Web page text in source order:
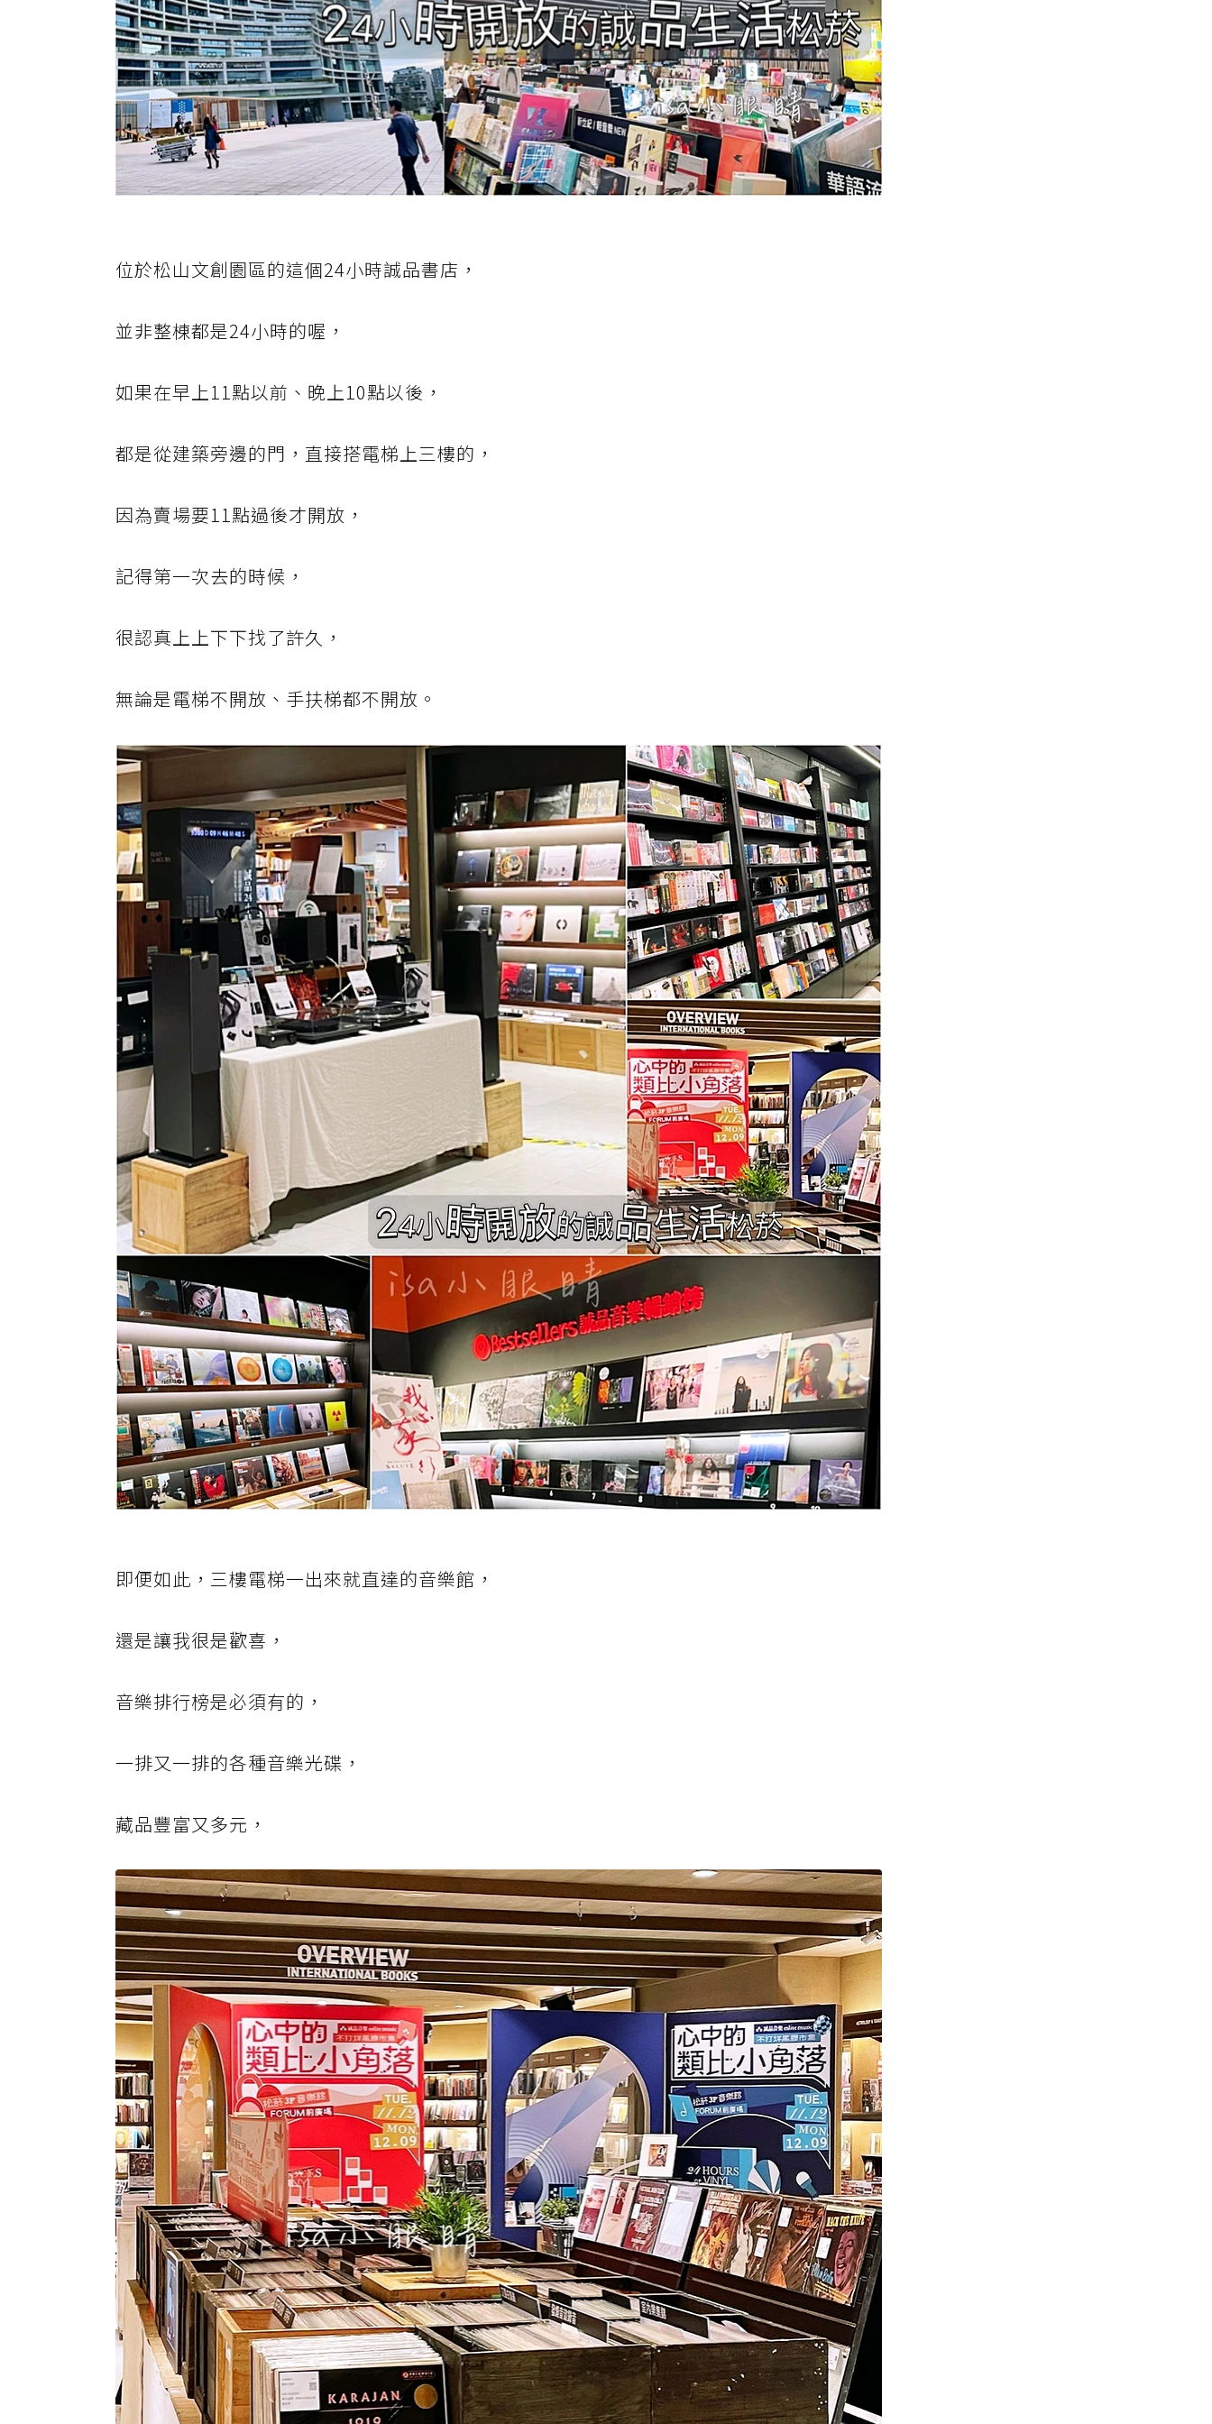
位於松山文創園區的這個24小時誠品書店，
並非整棟都是24小時的喔，
如果在早上11點以前、晚上10點以後，
都是從建築旁邊的門，直接搭電梯上三樓的，
因為賣場要11點過後才開放，
記得第一次去的時候，
很認真上上下下找了許久，
無論是電梯不開放、手扶梯都不開放。
即便如此，三樓電梯一出來就直達的音樂館，
還是讓我很是歡喜，
音樂排行榜是必須有的，
一排又一排的各種音樂光碟，
藏品豐富又多元，